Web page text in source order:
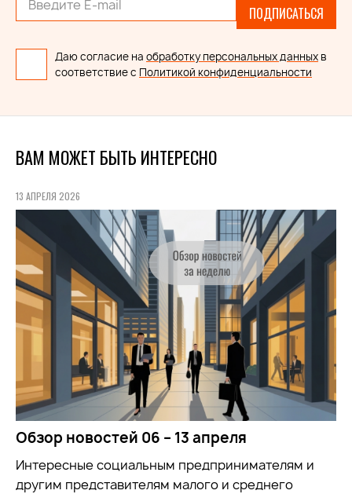
ПОДПИСАТЬСЯ
Даю согласие на обработку персональных данных в
соответствие с Политикой конфиденциальности
ВАМ МОЖЕТ БЫТЬ ИНТЕРЕСНО
13 АПРЕЛЯ 2026
Обзор новостей 06 – 13 апреля
Интересные социальным предпринимателям и
другим представителям малого и среднего